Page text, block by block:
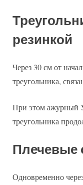
резинкой
Через 30 см от
треугольника,
При этом ажурный
треугольника
Плечевые
Одновременно